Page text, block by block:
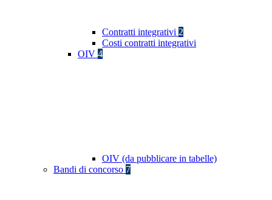
Contratti integrativi 2
Costi contratti integrativi
OIV 4
OIV (da pubblicare in tabelle)
Bandi di concorso 7